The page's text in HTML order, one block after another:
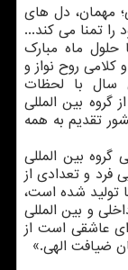
مهمان، دل های
را تمنا می کند...
حلول ماه مبارک
روح نواز و
سال با لحظات
گروه بین المللی
تقدیم به همه
بین المللی
فرد و تعدادی از
تولید شده است،
و بین المللی
عاشقی است از
ضیافت الهی.»